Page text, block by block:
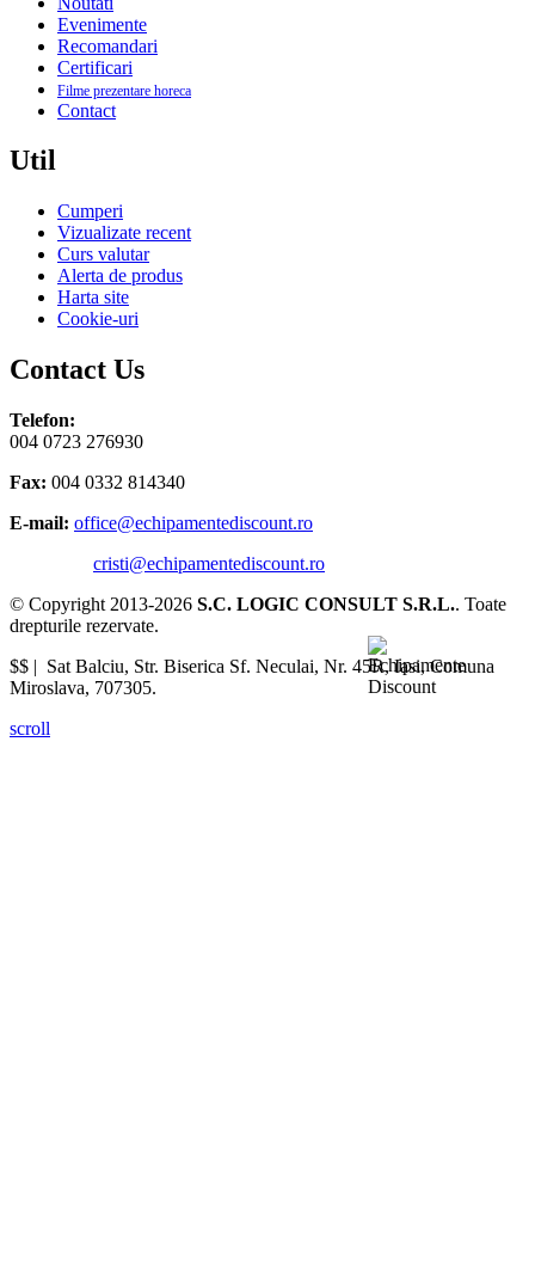
Evenimente
Recomandari
Certificari
Filme prezentare horeca
Contact
Util
Cumperi
Vizualizate recent
Curs valutar
Alerta de produs
Harta site
Cookie-uri
Contact Us
Telefon:
004 0723 276930
Fax: 004 0332 814340
E-mail: office@echipamentediscount.ro
cristi@echipamentediscount.ro
© Copyright 2013-2026 S.C. LOGIC CONSULT S.R.L.. Toate
drepturile rezervate.
$$ | Sat Balciu, Str. Biserica Sf. Neculai, Nr. 45R,Iasi,Comuna
Miroslava, 707305.
scroll